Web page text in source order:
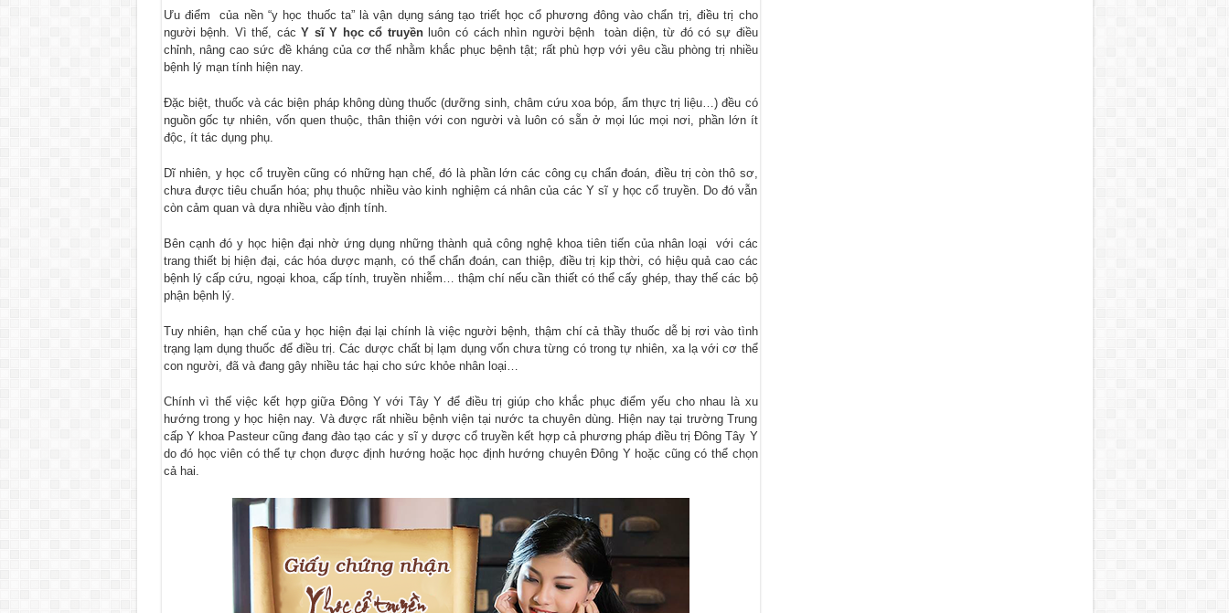
Ưu điểm của nền “y học thuốc ta” là vận dụng sáng tạo triết học cổ phương đông vào chẩn trị, điều trị cho
người bệnh. Vì thế, cácY sĩ Y học cổ truyềnluôn có cách nhìn người bệnh toàn diện, từ đó có sự điều
chỉnh, nâng cao sức đề kháng của cơ thể nhằm khắc phục bệnh tật; rất phù hợp với yêu cầu phòng trị nhiều
bệnh lý mạn tính hiện nay.
Đặc biệt, thuốc và các biện pháp không dùng thuốc (dưỡng sinh, châm cứu xoa bóp, ẩm thực trị liệu…) đều có
nguồn gốc tự nhiên, vốn quen thuộc, thân thiện với con người và luôn có sẵn ở mọi lúc mọi nơi, phần lớn ít
độc, ít tác dụng phụ.
Dĩ nhiên, y học cổ truyền cũng có những hạn chế, đó là phần lớn các công cụ chẩn đoán, điều trị còn thô sơ,
chưa được tiêu chuẩn hóa; phụ thuộc nhiều vào kinh nghiệm cá nhân của các Y sĩ y học cổ truyền. Do đó vẫn
còn cảm quan và dựa nhiều vào định tính.
Bên cạnh đó y học hiện đại nhờ ứng dụng những thành quả công nghệ khoa tiên tiến của nhân loại với các
trang thiết bị hiện đại, các hóa dược mạnh, có thể chẩn đoán, can thiệp, điều trị kịp thời, có hiệu quả cao các
bệnh lý cấp cứu, ngoại khoa, cấp tính, truyền nhiễm… thậm chí nếu cần thiết có thể cấy ghép, thay thế các bộ
phận bệnh lý.
Tuy nhiên, hạn chế của y học hiện đại lại chính là việc người bệnh, thậm chí cả thầy thuốc dễ bị rơi vào tình
trạng lạm dụng thuốc để điều trị. Các dược chất bị lạm dụng vốn chưa từng có trong tự nhiên, xa lạ với cơ thể
con người, đã và đang gây nhiều tác hại cho sức khỏe nhân loại…
Chính vì thế việc kết hợp giữa Đông Y với Tây Y để điều trị giúp cho khắc phục điểm yếu cho nhau là xu
hướng trong y học hiện nay. Và được rất nhiều bệnh viện tại nước ta chuyên dùng. Hiện nay tại trường Trung
cấp Y khoa Pasteur cũng đang đào tạo các y sĩ y dược cổ truyền kết hợp cả phương pháp điều trị Đông Tây Y
do đó học viên có thể tự chọn được định hướng hoặc học định hướng chuyên Đông Y hoặc cũng có thể chọn
cả hai.